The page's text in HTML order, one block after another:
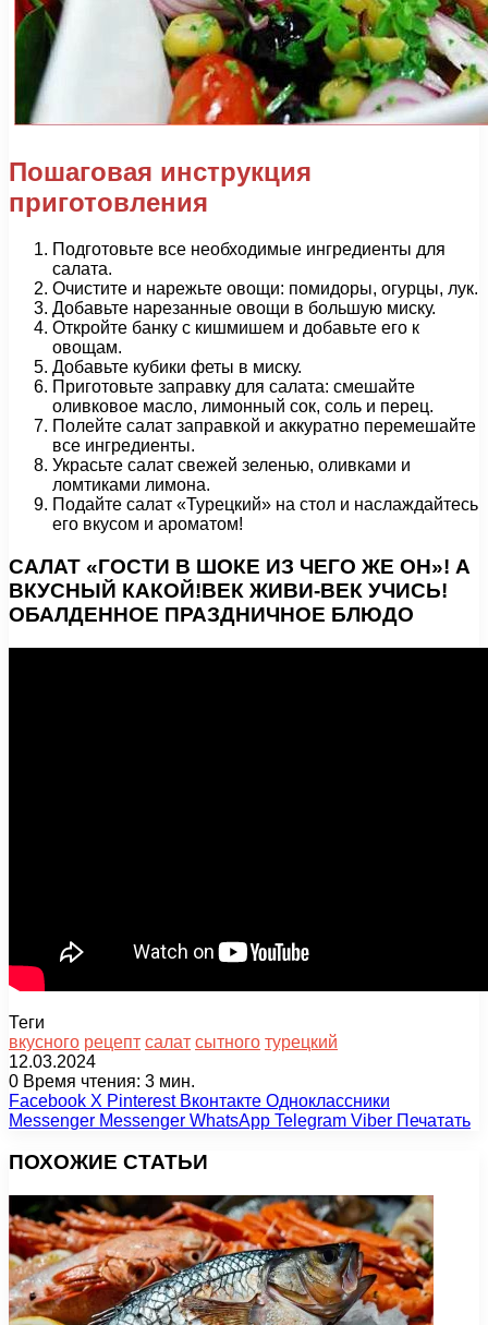
Пошаговая инструкция
приготовления
Подготовьте все необходимые ингредиенты для
салата.
Очистите и нарежьте овощи: помидоры, огурцы, лук.
Добавьте нарезанные овощи в большую миску.
Откройте банку с кишмишем и добавьте его к
овощам.
Добавьте кубики феты в миску.
Приготовьте заправку для салата: смешайте
оливковое масло, лимонный сок, соль и перец.
Полейте салат заправкой и аккуратно перемешайте
все ингредиенты.
Украсьте салат свежей зеленью, оливками и
ломтиками лимона.
Подайте салат «Турецкий» на стол и наслаждайтесь
его вкусом и ароматом!
САЛАТ «ГОСТИ В ШОКЕ ИЗ ЧЕГО ЖЕ ОН»! А
ВКУСНЫЙ КАКОЙ!ВЕК ЖИВИ-ВЕК УЧИСЬ!
ОБАЛДЕННОЕ ПРАЗДНИЧНОЕ БЛЮДО
Теги
вкусного рецепт салат сытного турецкий
12.03.2024
0 Время чтения: 3 мин.
Facebook X Pinterest Вконтакте Одноклассники
Messenger Messenger WhatsApp Telegram Viber Печатать
ПОХОЖИЕ СТАТЬИ